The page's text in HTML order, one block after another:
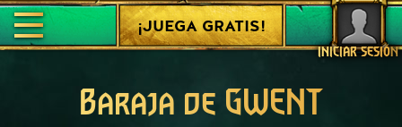
INICIAR SESIÓN
¡JUEGA GRATIS!
Baraja de GWENT